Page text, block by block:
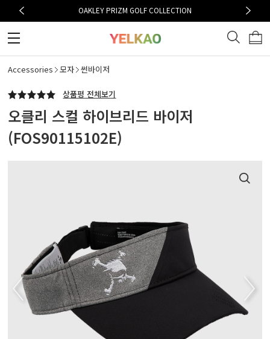
OAKLEY PRIZM GOLF COLLECTION
Accessories 모자 썬바이저
상품평 전체보기
오클리 스컬 하이브리드 바이저
(FOS90115102E)